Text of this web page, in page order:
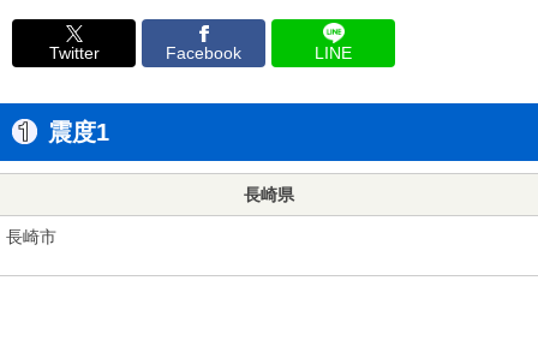
Twitter Facebook LINE
震度1
長崎県
長崎市